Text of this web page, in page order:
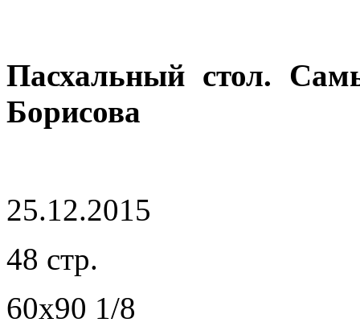
Пасхальный стол.
Борисова
25.12.2015
48 стр.
60х90 1/8